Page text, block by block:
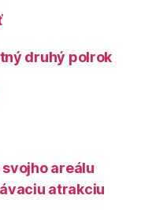
druhý polrok
areálu
atrakciu